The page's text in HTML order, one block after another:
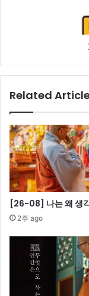
Related
[26-08] 나는 왜 생
2주 ago